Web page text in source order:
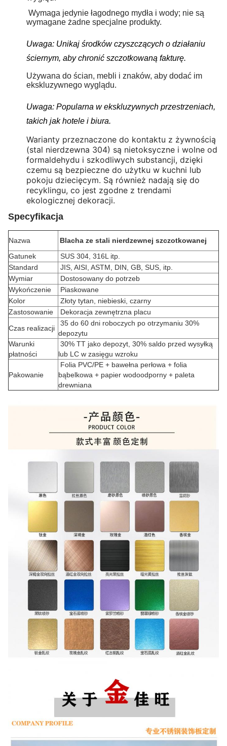
Wymaga jedynie łagodnego mydła i wody; nie są
wymagane żadne specjalne produkty.
Uwaga: Unikaj środków czyszczących o działaniu
ściernym, aby chronić szczotkowaną fakturę.
Używana do ścian, mebli i znaków, aby dodać im
ekskluzywnego wyglądu.
Uwaga: Popularna w ekskluzywnych przestrzeniach,
takich jak hotele i biura.
Warianty przeznaczone do kontaktu z żywnością
(stal nierdzewna 304) są nietoksyczne i wolne od
formaldehydu i szkodliwych substancji, dzięki
czemu są bezpieczne do użytku w kuchni lub
pokoju dziecięcym. Są również nadają się do
recyklingu, co jest zgodne z trendami
ekologicznej dekoracji.
Specyfikacja
Nazwa
Blacha ze stali nierdzewnej szczotkowanej
Gatunek
SUS 304, 316L itp.
Standard
JIS, AISI, ASTM, DIN, GB, SUS, itp.
Wymiar
Dostosowany do potrzeb
Wykończenie
Piaskowane
Kolor
Złoty tytan, niebieski, czarny
Zastosowanie
Dekoracja zewnętrzna placu
Czas realizacji
35 do 60 dni roboczych po otrzymaniu 30%
depozytu
Warunki
płatności
30% TT jako depozyt, 30% saldo przed wysyłką
lub LC w zasięgu wzroku
Pakowanie
Folia PVC/PE + bawełna perłowa + folia
bąbelkowa + papier wodoodporny + paleta
drewniana